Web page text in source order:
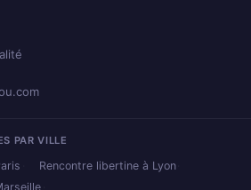
PAR VILLE
Rencontre libertine à Lyon